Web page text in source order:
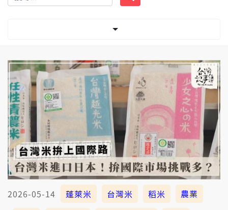
2026-05-14 蓬萊米 台灣米 稻米
農業